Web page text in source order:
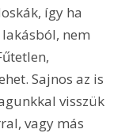
így ha
nem
Sajnos az is
visszük
vagy más